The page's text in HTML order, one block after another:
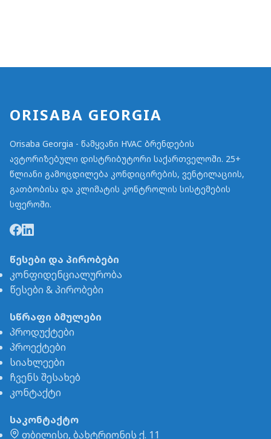
ORISABA GEORGIA
Orisaba Georgia - წამყვანი HVAC ბრენდების
ავტორიზებული დისტრიბუტორი საქართველოში. 25+
წლიანი გამოცდილება კონდიცირების, ვენტილაციის,
გათბობისა და კლიმატის კონტროლის სისტემების
სფეროში.
წესები და პირობები
კონფიდენციალურობა
წესები & პირობები
სწრაფი ბმულები
პროდუქტები
პროექტები
სიახლეები
ჩვენს შესახებ
კონტაქტი
საკონტაქტო
თბილისი, ბახტრიონის ქ. 11